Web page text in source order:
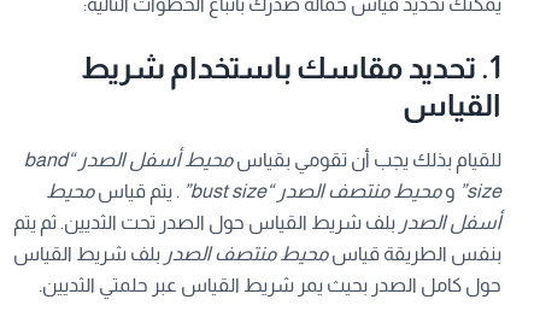
1. تحديد مقاسك باستخدام شريط
القياس
للقيام بذلك يجب أن تقومي بقياسمحيط أسفل الصدر “band
size” ومحيط منتصف الصدر “b
ustsize” . يتم قياسمحيط
أسفل الصدر بلف شريط القياس حول الصدر تحت الثديين. ثم يتم
بنفس الطريقة قياسمحيط منتصف الصدر بلف شريط القياس
حول كامل الصدر بحيث يمر شريط القياس عبر حلمتي الثديين.